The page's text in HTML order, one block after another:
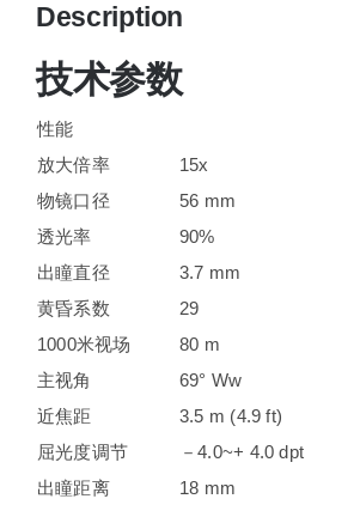
Description
技术参数
性能
放大倍率
15x
物镜口径
56 mm
透光率
90%
出瞳直径
3.7 mm
黄昏系数
29
1000米视场
80 m
主视角
69° Ww
近焦距
3.5 m (4.9 ft)
屈光度调节
－4.0~+ 4.0 dpt
出瞳距离
18 mm